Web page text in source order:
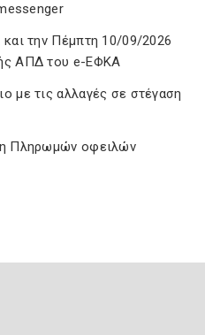
την Πέμπτη 10/09/2026
ΑΠΔ του e-ΕΦΚΑ
με τις αλλαγές σε στέγαση
Πληρωμών οφειλών